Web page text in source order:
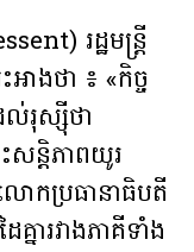
រដ្ឋមន្ត្រី
ាងថា ៖ «កិច្ច
ល់រុស្ស៊ីថា
ះសន្តិភាពយូរ
ោកប្រធានាធិបតី
នារវាងភាគីទាំង